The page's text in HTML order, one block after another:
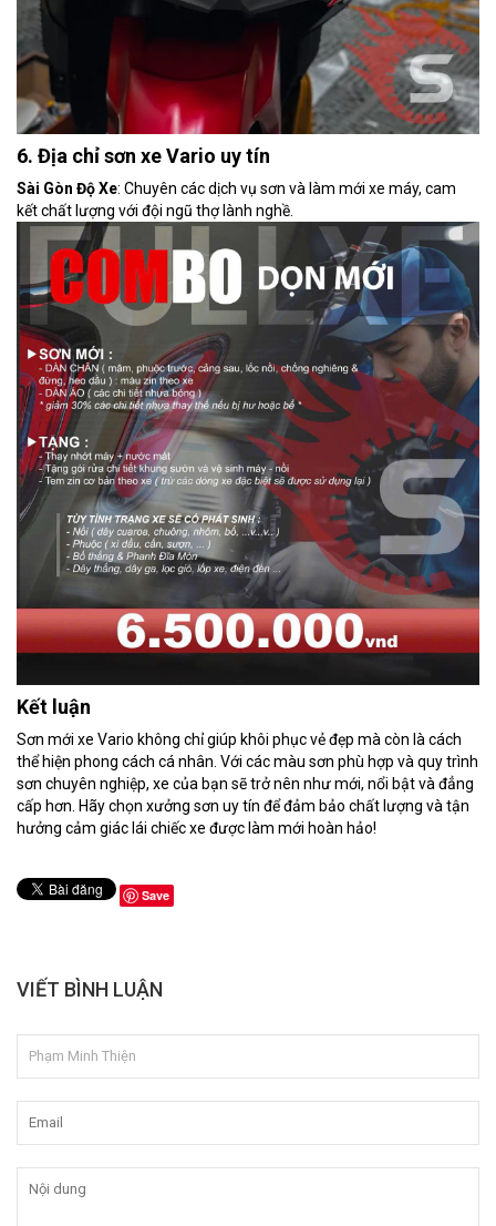
6. Địa chỉ sơn xe Vario uy tín
Sài Gòn Độ Xe: Chuyên các dịch vụ sơn và làm mới xe máy, cam
kết chất lượng với đội ngũ thợ lành nghề.
Kết luận
Sơn mới xe Vario không chỉ giúp khôi phục vẻ đẹp mà còn là cách
thể hiện phong cách cá nhân. Với các màu sơn phù hợp và quy trình
sơn chuyên nghiệp, xe của bạn sẽ trở nên như mới, nổi bật và đẳng
cấp hơn. Hãy chọn xưởng sơn uy tín để đảm bảo chất lượng và tận
hưởng cảm giác lái chiếc xe được làm mới hoàn hảo!
Save
VIẾT BÌNH LUẬN